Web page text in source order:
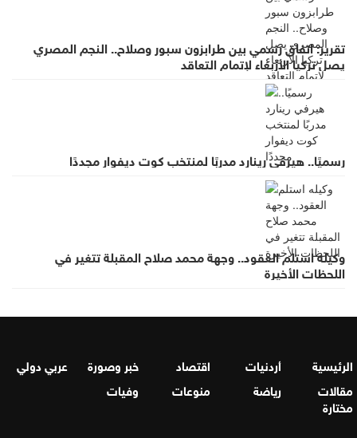
تقرير: اتفاق رسمي بين طرابزون سبور وصلاح.. النجم المصري
يصل تركيا الأربعاء لإتمام التعاقد
رسميًا.. هيرفي رينارد مدربًا لمنتخب كوت ديفوار مجددًا
وكيله استلم العقود.. وجهة محمد صلاح المقبلة تتغير في
اللحظات الأخيرة
الرئيسية أردنيات اقتصاد خبر وصورة
عربي دولي
مقالات
مختارة
رياضة منوعات وفيات